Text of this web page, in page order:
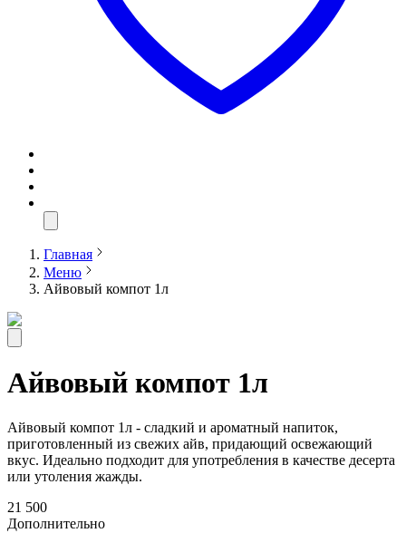
Главная
Меню
Айвовый компот 1л
Айвовый компот 1л
Айвовый компот 1л - сладкий и ароматный напиток,
приготовленный из свежих айв, придающий освежающий
вкус. Идеально подходит для употребления в качестве десерта
или утоления жажды.
21 500
Дополнительно